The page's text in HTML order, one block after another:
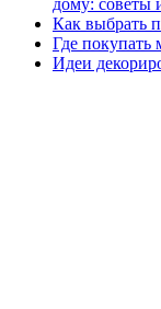
Как выбрать
Где покупать
Идеи